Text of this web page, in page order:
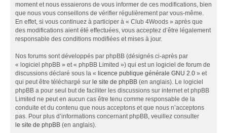
moment et nous essaierons de vous informer de ces modifications, bien
que nous vous conseillons de vérifier régulièrement par vous-même.
En effet, si vous continuez à participer à « Club 4Woods » après que
des modifications aient été effectuées, vous acceptez d’être légalement
responsable des conditions modifiées et mises à jour.
Nos forums sont développés par phpBB (désignés ci-après par
« logiciel phpBB » et « phpBB Limited ») qui est un logiciel de forum de
discussions déclaré sous la « licence publique générale GNU 2.0 » et
qui peut être téléchargé sur le site de phpBB (en anglais). Le logiciel
phpBB a pour seul but de faciliter les discussions sur internet et phpBB
Limited ne peut en aucun cas être tenu comme responsable de la
conduite et du contenu que nous acceptons et que nous n’acceptons
pas. Pour plus d’informations concernant phpBB, veuillez consulter
le site de phpBB (en anglais).